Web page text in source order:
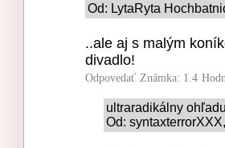
Od: LytaRyta
..ale aj s malým
divadlo!
Odpovedať Známka: 1.4
ultraradikálny
Od: